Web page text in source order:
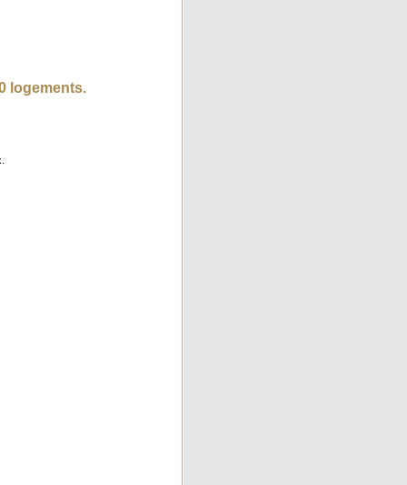
logements.